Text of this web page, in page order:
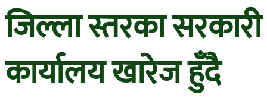
जिल्ला स्तरका सरकारी
कार्यालय खारेज हुँदै